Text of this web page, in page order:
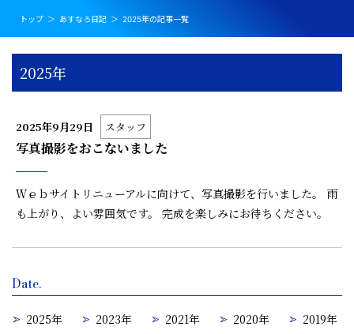
トップ あすなろ日記 2025年の記事一覧
2025年
2025年9月29日 スタッフ
写真撮影をおこないました
Ｗｅｂサイトリニューアルに向けて、写真撮影を行いました。 雨
も上がり、よい雰囲気です。 完成を楽しみにお待ちください。
Date.
2025年 2023年 2021年 2020年
2019年